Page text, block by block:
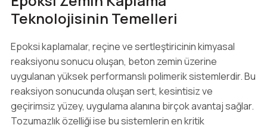
Teknolojisinin Temelleri
Epoksi kaplamalar, reçine ve sertleştiricinin kimyasal
reaksiyonu sonucu oluşan, beton zemin üzerine
uygulanan yüksek performanslı polimerik sistemlerdir. Bu
reaksiyon sonucunda oluşan sert, kesintisiz ve
geçirimsiz yüzey, uygulama alanına birçok avantaj sağlar.
Tozumazlık özelliği ise bu sistemlerin en kritik